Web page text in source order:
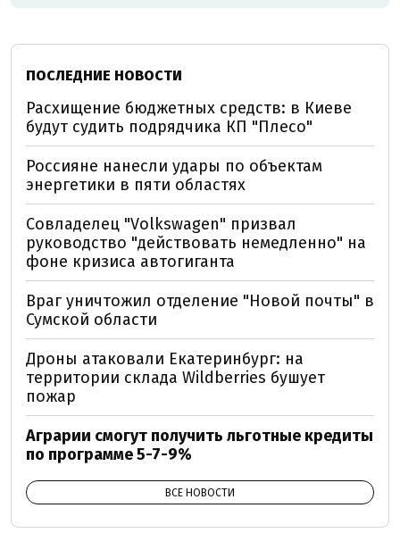
ПОСЛЕДНИЕ НОВОСТИ
Расхищение бюджетных средств: в Киеве
будут судить подрядчика КП "Плесо"
Россияне нанесли удары по объектам
энергетики в пяти областях
Совладелец "Volkswagen" призвал
руководство "действовать немедленно" на
фоне кризиса автогиганта
Враг уничтожил отделение "Новой почты" в
Сумской области
Дроны атаковали Екатеринбург: на
территории склада Wildberries бушует
пожар
Аграрии смогут получить льготные кредиты
по программе 5-7-9%
ВСЕ НОВОСТИ